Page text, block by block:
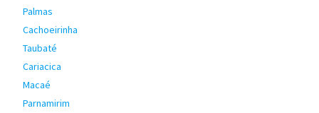
Palmas
Cachoeirinha
Taubaté
Cariacica
Macaé
Parnamirim